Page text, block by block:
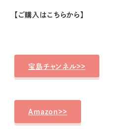
【ご購入はこちらから】
宝島チャンネル>>
Amazon>>